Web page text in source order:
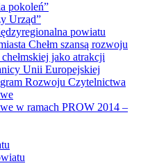
pokoleń”
Urząd”
powiatu
Chełm szansą rozwoju
jako atrakcji
Unii Europejskiej
Rozwoju Czytelnictwa
w ramach PROW 2014 –